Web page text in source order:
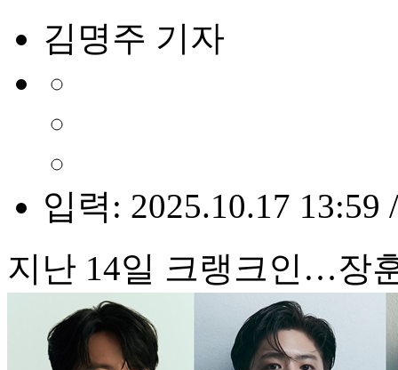
김명주 기자
입력: 2025.10.17 13:59
지난 14일 크랭크인…장